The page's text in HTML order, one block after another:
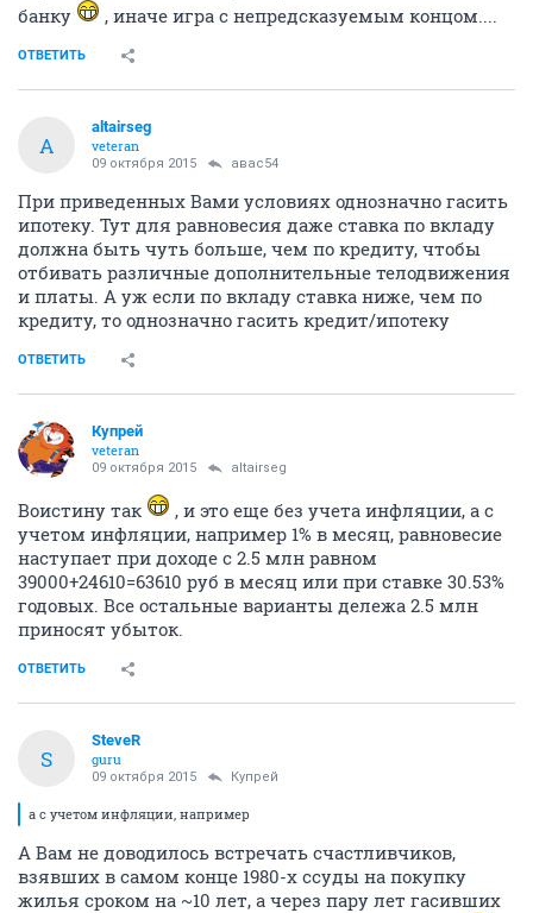
банку
, иначе игра с непредсказуемым концом....
ОТВЕТИТЬ
A
altairseg
veteran
09 октября 2015 авас54
При приведенных Вами условиях однозначно гасить
ипотеку. Тут для равновесия даже ставка по вкладу
должна быть чуть больше, чем по кредиту, чтобы
отбивать различные дополнительные телодвижения
и платы. А уж если по вкладу ставка ниже, чем по
кредиту, то однозначно гасить кредит/ипотеку
ОТВЕТИТЬ
Купрей
veteran
09 октября 2015 altairseg
Воистину так
, и это еще без учета инфляции, а с
учетом инфляции, например 1% в месяц, равновесие
наступает при доходе с 2.5 млн равном
39000+24610=63610 руб в месяц или при ставке 30.53%
годовых. Все остальные варианты дележа 2.5 млн
приносят убыток.
ОТВЕТИТЬ
S
SteveR
guru
09 октября 2015 Купрей
а с учетом инфляции, например
А Вам не доводилось встречать счастливчиков,
взявших в самом конце 1980-х ссуды на покупку
жилья сроком на ~10 лет, а через пару лет гасивших